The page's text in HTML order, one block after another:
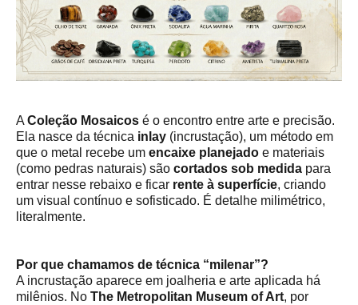
A Coleção Mosaicos é o encontro entre arte e precisão.
Ela nasce da técnica inlay (incrustação), um método em
que o metal recebe um encaixe planejado e materiais
(como pedras naturais) são cortados sob medida para
entrar nesse rebaixo e ficar rente à superfície, criando
um visual contínuo e sofisticado. É detalhe milimétrico,
literalmente.
Por que chamamos de técnica “milenar”?
A incrustação aparece em joalheria e arte aplicada há
milênios. No The Metropolitan Museum of Art, por